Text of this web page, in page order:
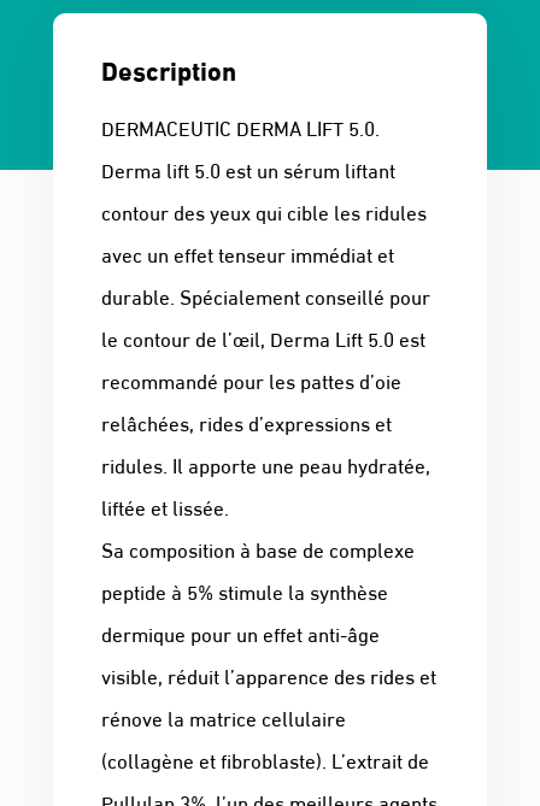
Description
DERMACEUTIC DERMA LIFT 5.0.
Derma lift 5.0 est un sérum liftant
contour des yeux qui cible les ridules
avec un effet tenseur immédiat et
durable. Spécialement conseillé pour
le contour de l’œil, Derma Lift 5.0 est
recommandé pour les pattes d’oie
relâchées, rides d’expressions et
ridules. Il apporte une peau hydratée,
liftée et lissée.
Sa composition à base de complexe
peptide à 5% stimule la synthèse
dermique pour un effet anti-âge
visible, réduit l’apparence des rides et
rénove la matrice cellulaire
(collagène et fibroblaste). L’extrait de